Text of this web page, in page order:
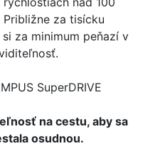
za tisícku
za minimum peňazí v
SuperDRIVE
na cestu, aby sa
osudnou.